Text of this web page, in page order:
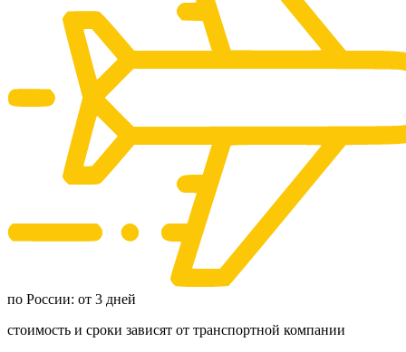
по России: от 3 дней
стоимость и сроки зависят от транспортной компании